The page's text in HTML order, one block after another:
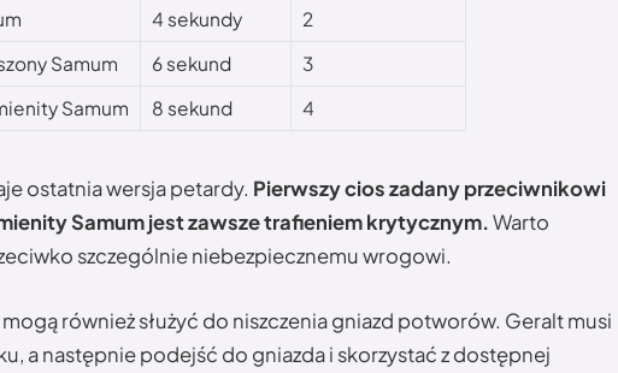
4 sekundy
2
Samum
6 sekund
3
Samum
8 sekund 4
ostatnia wersja petardy. Pierwszy cios zadany przeciwnikowi
Samum jest zawsze trafieniem krytycznym.Warto
szczególnie niebezpiecznemu wrogowi.
również służyć do niszczenia gniazd potworów. Geralt musi
a następnie podejść do gniazda i skorzystać z dostępnej